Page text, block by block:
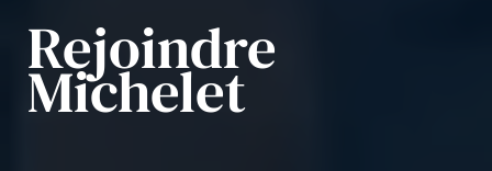
Rejoindre
Michelet